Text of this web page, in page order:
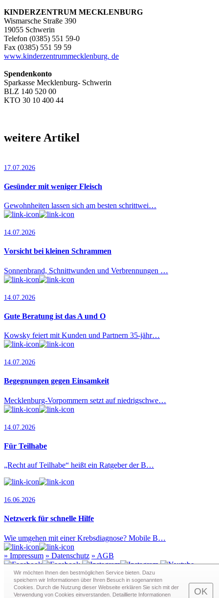
KINDERZENTRUM MECKLENBURG
Wismarsche Straße 390
19055 Schwerin
Telefon (0385) 551 59-0
Fax (0385) 551 59 59
www.kinderzentrummecklenburg. de
Spendenkonto
Sparkasse Mecklenburg- Schwerin
BLZ 140 520 00
KTO 30 10 400 44
weitere Artikel
17.07.2026
Gesünder mit weniger Fleisch
Gewohnheiten lassen sich am besten schrittwei…
14.07.2026
Vorsicht bei kleinen Schrammen
Sonnenbrand, Schnittwunden und Verbrennungen …
14.07.2026
Gute Beratung ist das A und O
Kowsky feiert mit Kunden und Partnern 35-jähr…
14.07.2026
Begegnungen gegen Einsamkeit
Mecklenburg-Vorpommern setzt auf niedrigschwe…
14.07.2026
Für Teilhabe
„Recht auf Teilhabe“ heißt ein Ratgeber der B…
16.06.2026
Netzwerk für schnelle Hilfe
Wie umgehen mit einer Krebsdiagnose? Mobile B…
» Impressum » Datenschutz » AGB
Redaktion · Graf-Schack-Alle 8 · 19053 Schwerin
Wir möchten Ihnen den bestmöglichen Service bieten. Dazu
speichern wir Informationen über Ihren Besuch in sogenann­ten
Cookies. Durch die Nutzung dieser Webseite erklären Sie sich mit der
Verwendung von Cookies einverstanden. Detaillierte Informationen
OK